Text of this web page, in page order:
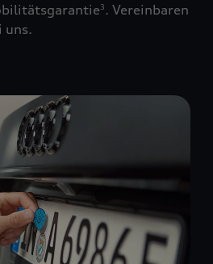
3 . Vereinbaren
uns.